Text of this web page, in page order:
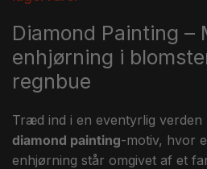
Diamond Painting –
enhjørning i
regnbue
Træd ind i en eventyrlig
diamond painting-motiv, hvor
enhjørning står omgivet af et